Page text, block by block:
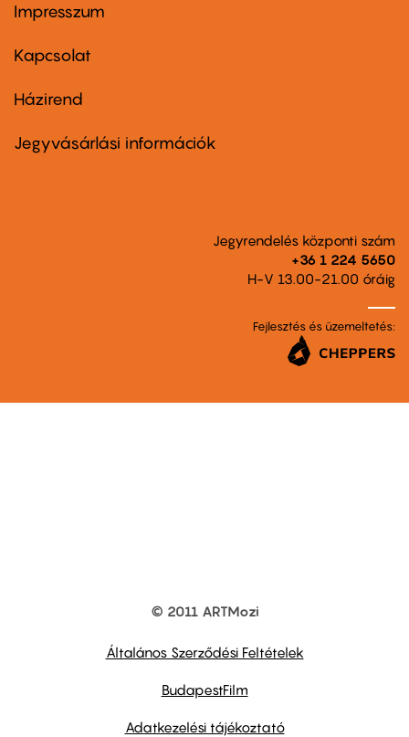
Footer
first
Impresszum
Kapcsolat
Footer
second
Házirend
Jegyvásárlási információk
Jegyrendelés központi szám
+36 1 224 5650
H-V 13.00-21.00 óráig
Fejlesztés és üzemeltetés:
© 2011 ARTMozi
Általános Szerződési Feltételek
BudapestFilm
Adatkezelési tájékoztató